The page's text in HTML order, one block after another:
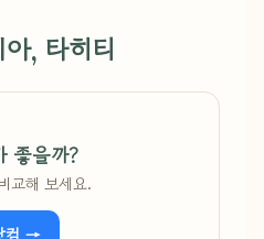
, 타히티
좋을까?
교해 보세요.
컴 →